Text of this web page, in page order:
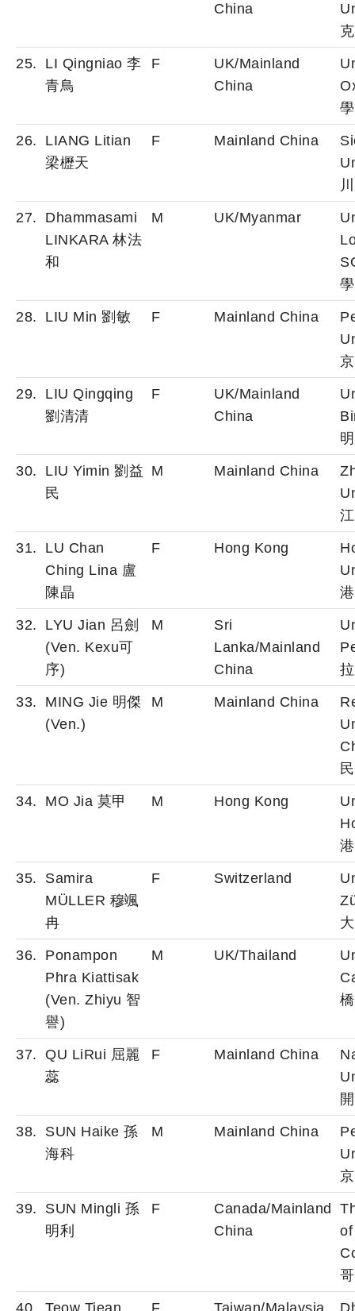
China
25.
LI Qingniao 李
青鳥
F
UK/Mainland
China
學
26.
LIANG Litian
梁櫪天
F Mainland China
27.
Dhammasami
LINKARA 林法
和
M UK/Myanmar
28. LIU Min 劉敏 F Mainland China
29.
LIU Qingqing
劉清清
F
UK/Mainland
China
30.
LIU Yimin 劉益
民
M Mainland China
31.
LU Chan
Ching Lina 盧
陳晶
F Hong Kong
32.
LYU Jian 呂劍
(Ven. Kexu可
序)
M
Sri
Lanka/Mainland
China
33.
MING Jie 明傑
(Ven.)
M Mainland China
34. MO Jia 莫甲 M Hong Kong
35.
Samira
MÜLLER 穆颯
冉
F Switzerland
36.
Ponampon
Phra Kiattisak
(Ven. Zhiyu 智
譽)
M UK/Thailand
37. QU LiRui 屈麗
蕊
F Mainland China
38.
SUN Haike 孫
海科
M Mainland China
39.
SUN Mingli 孫
明利
F
Canada/Mainland
China